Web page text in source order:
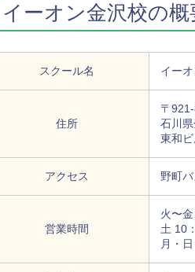
イーオン金沢校の概
スクール名 イー
住所
〒
石川
東和
アクセス 野町
営業時間
火〜
土 10
月・